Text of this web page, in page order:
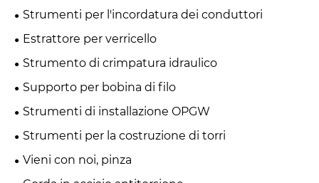
Strumenti per l'incordatura dei conduttori
Estrattore per verricello
Strumento di crimpatura idraulico
Supporto per bobina di filo
Strumenti di installazione OPGW
Strumenti per la costruzione di torri
Vieni con noi, pinza